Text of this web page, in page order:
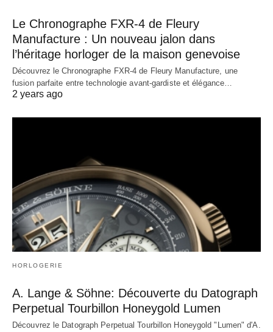
Le Chronographe FXR-4 de Fleury
Manufacture : Un nouveau jalon dans
l’héritage horloger de la maison genevoise
Découvrez le Chronographe FXR-4 de Fleury Manufacture, une
fusion parfaite entre technologie avant-gardiste et élégance…
2 years ago
HORLOGERIE
A. Lange & Söhne: Découverte du Datograph
Perpetual Tourbillon Honeygold Lumen
Découvrez le Datograph Perpetual Tourbillon Honeygold "Lumen" d'A.